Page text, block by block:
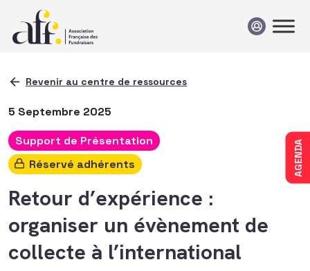
AGENDA
Revenir au centre de ressources
5 Septembre 2025
Support de Présentation
Réservé adhérents
Retour d’expérience :
organiser un évènement de
collecte à l’international